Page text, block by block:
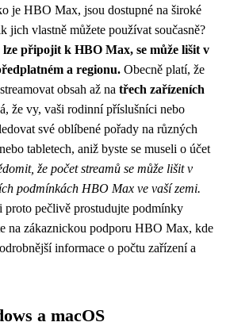
je HBO Max, jsou dostupné na široké
jich vlastně můžete používat současně?
lze připojit k HBO Max, se může lišit v
a regionu. Obecně platí, že
obsah až na třech zařízeních
že vy, vaši rodinní příslušníci nebo
své oblíbené pořady na různých
tabletech, aniž byste se museli o účet
že počet streamů se může lišit v
podmínkách HBO Max ve vaší zemi.
proto pečlivě prostudujte podmínky
na zákaznickou podporu HBO Max, kde
informace o počtu zařízení a
a macOS